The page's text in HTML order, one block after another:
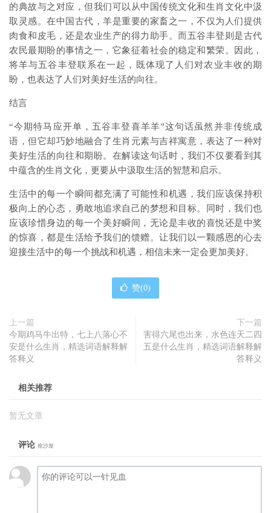
的典故与之对应，但我们可以从中国传统文化和生肖文化中汲
取灵感。在中国古代，羊是重要的家畜之一，不仅为人们提供
肉食和皮毛，还是农业生产的得力助手。而五谷丰登则是古代
农民最期盼的事情之一，它象征着社会的稳定和繁荣。因此，
将羊与五谷丰登联系在一起，既体现了人们对农业丰收的期
盼，也表达了人们对美好生活的向往。
结言
“今期特马应开单，五谷丰登喜羊羊”这句话虽然并非传统成
语，但它却巧妙地融合了生肖元素与吉祥寓意，表达了一种对
美好生活的向往和期盼。在解读这句话时，我们不仅要看到其
中蕴含的生肖文化，更要从中汲取生活的智慧和启示。
生活中的每一个瞬间都充满了可能性和机遇，我们应该保持积
极向上的心态，勇敢地追求自己的梦想和目标。同时，我们也
应该珍惜身边的每一个美好瞬间，无论是丰收的喜悦还是中奖
的惊喜，都是生活给予我们的馈赠。让我们以一颗感恩的心去
迎接生活中的每一个挑战和机遇，相信未来一定会更加美好。
赞(0)
上一篇
今期鸡马牛出特，七上八落心不
安是什么生肖，精选词语解释解
答释义
下一篇
害得六尾也出来，水色连天二四
五是什么生肖，精选词语解释解
答释义
相关推荐
暂无文章
评论 抢沙发